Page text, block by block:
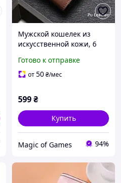
Мужской кошелек из
искусственной кожи, 6
монетница, отделение
для документов
Готово к отправке
от50₴/мес
599₴
Купить
Magic of Games 94%